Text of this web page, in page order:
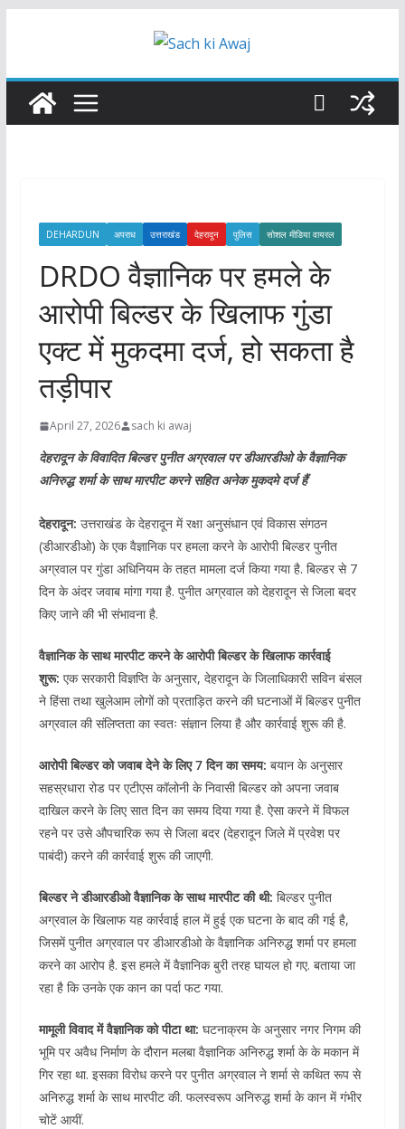
DEHARDUN अपराध उत्तराखंड देहरादून पुलिस सोशल मीडिया वायरल
DRDO वैज्ञानिक पर हमले के
आरोपी बिल्डर के खिलाफ गुंडा
एक्ट में मुकदमा दर्ज, हो सकता है
तड़ीपार
April 27, 2026 sach ki awaj
देहरादून के विवादित बिल्डर पुनीत अग्रवाल पर डीआरडीओ के वैज्ञानिक
अनिरुद्ध शर्मा के साथ मारपीट करने सहित अनेक मुकदमे दर्ज हैं
देहरादून: उत्तराखंड के देहरादून में रक्षा अनुसंधान एवं विकास संगठन
(डीआरडीओ) के एक वैज्ञानिक पर हमला करने के आरोपी बिल्डर पुनीत
अग्रवाल पर गुंडा अधिनियम के तहत मामला दर्ज किया गया है. बिल्डर से 7
दिन के अंदर जवाब मांगा गया है. पुनीत अग्रवाल को देहरादून से जिला बदर
किए जाने की भी संभावना है.
वैज्ञानिक के साथ मारपीट करने के आरोपी बिल्डर के खिलाफ कार्रवाई
शुरू: एक सरकारी विज्ञप्ति के अनुसार, देहरादून के जिलाधिकारी सविन बंसल
ने हिंसा तथा खुलेआम लोगों को प्रताड़ित करने की घटनाओं में बिल्डर पुनीत
अग्रवाल की संलिप्तता का स्वतः संज्ञान लिया है और कार्रवाई शुरू की है.
आरोपी बिल्डर को जवाब देने के लिए 7 दिन का समय: बयान के अनुसार
सहस्रधारा रोड पर एटीएस कॉलोनी के निवासी बिल्डर को अपना जवाब
दाखिल करने के लिए सात दिन का समय दिया गया है. ऐसा करने में विफल
रहने पर उसे औपचारिक रूप से जिला बदर (देहरादून जिले में प्रवेश पर
पाबंदी) करने की कार्रवाई शुरू की जाएगी.
बिल्डर ने डीआरडीओ वैज्ञानिक के साथ मारपीट की थी: बिल्डर पुनीत
अग्रवाल के खिलाफ यह कार्रवाई हाल में हुई एक घटना के बाद की गई है,
जिसमें पुनीत अग्रवाल पर डीआरडीओ के वैज्ञानिक अनिरुद्ध शर्मा पर हमला
करने का आरोप है. इस हमले में वैज्ञानिक बुरी तरह घायल हो गए. बताया जा
रहा है कि उनके एक कान का पर्दा फट गया.
मामूली विवाद में वैज्ञानिक को पीटा था: घटनाक्रम के अनुसार नगर निगम की
भूमि पर अवैध निर्माण के दौरान मलबा वैज्ञानिक अनिरुद्ध शर्मा के के मकान में
गिर रहा था. इसका विरोध करने पर पुनीत अग्रवाल ने शर्मा से कथित रूप से
अनिरुद्ध शर्मा के साथ मारपीट की. फलस्वरूप अनिरुद्ध शर्मा के कान में गंभीर
चोटें आयीं.